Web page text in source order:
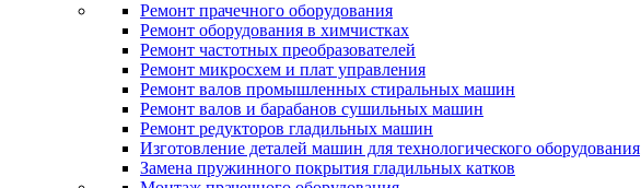
Ремонт прачечного оборудования
Ремонт оборудования в химчистках
Ремонт частотных преобразователей
Ремонт микросхем и плат управления
Ремонт валов промышленных стиральных машин
Ремонт валов и барабанов сушильных машин
Ремонт редукторов гладильных машин
Изготовление деталей машин для технологического оборудования
Замена пружинного покрытия гладильных катков